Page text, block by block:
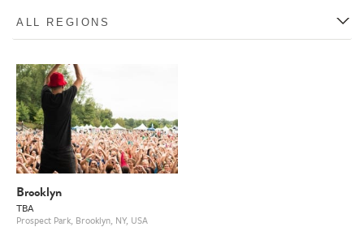
Brooklyn
TBA
Prospect Park, Brooklyn, NY, USA